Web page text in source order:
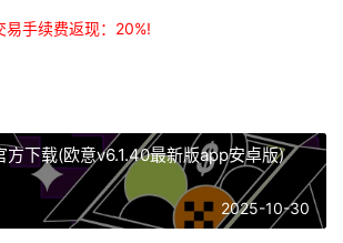
易手续费返现：20%!
方下载(欧意v6.1.40最新版app安卓版)
2025-10-30